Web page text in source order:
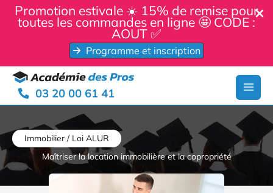
Promotion estivale ☀️ 15% de remise pour
toutes les commandes en ligne 🤩 CODE :
AOUT ✅
Programme et inscription
Aller
contenu
03 20 00 61 41
Immobilier / Loi ALUR
Maîtriser la location immobilière et la copropriété
Panneau de gestion des cookies